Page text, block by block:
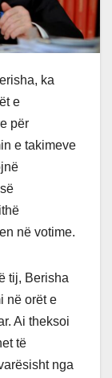
ka
e
për
e takimeve
në votime.
tij, Berisha
në orët e
Ai theksoi
të
nga